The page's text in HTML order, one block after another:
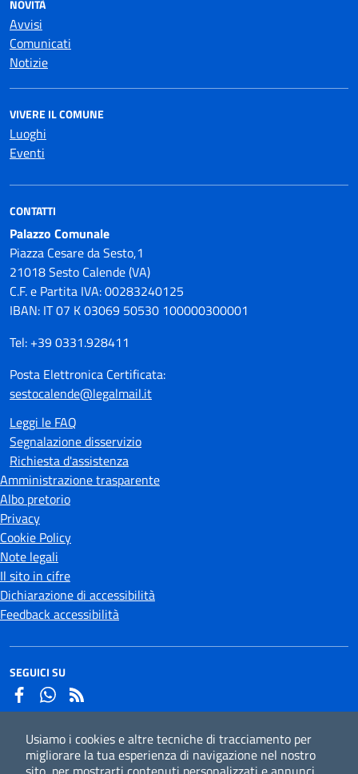
Usiamo i cookies e altre tecniche di tracciamento per
migliorare la tua esperienza di navigazione nel nostro
NOVITÀ
Avvisi
Comunicati
Notizie
VIVERE IL COMUNE
Luoghi
Eventi
CONTATTI
Palazzo Comunale
Piazza Cesare da Sesto,1
21018 Sesto Calende (VA)
C.F. e Partita IVA: 00283240125
IBAN: IT 07 K 03069 50530 100000300001
Tel: +39 0331.928411
Posta Elettronica Certificata:
sestocalende@legalmail.it
Leggi le FAQ
Segnalazione disservizio
Richiesta d'assistenza
Amministrazione trasparente
Albo pretorio
Privacy
Cookie Policy
Note legali
Il sito in cifre
Dichiarazione di accessibilità
Feedback accessibilità
SEGUICI SU
FacebookWhatsapp
Iscriviti alla newsletter